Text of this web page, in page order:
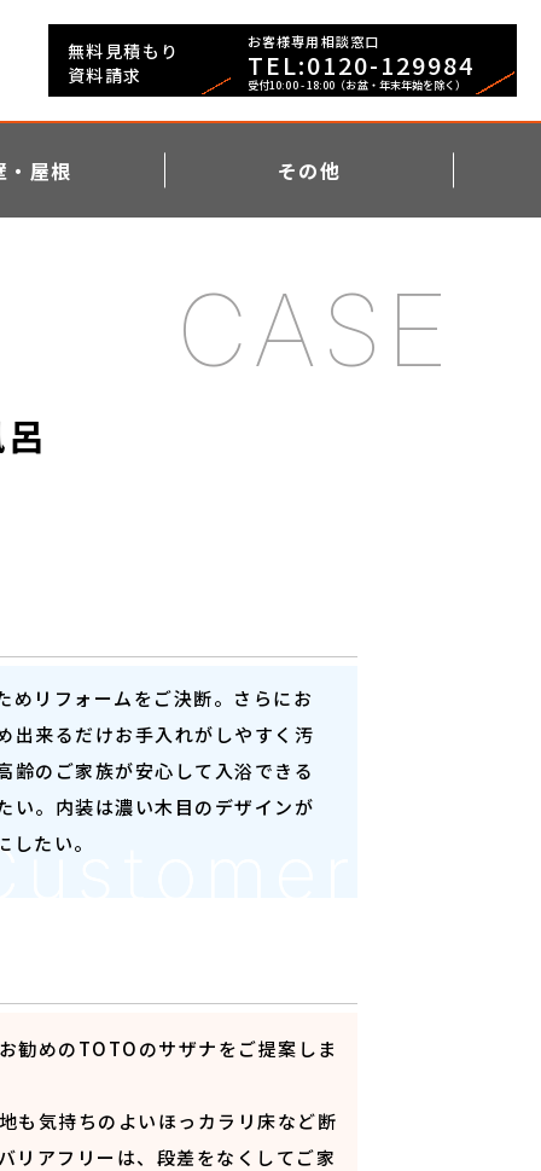
無料見積もり
資料請求
お客様専用相談窓口
TEL:0120-129984
・屋根 その他
めリフォームをご決断。さらにお
出来るだけお手入れがしやすく汚
齢のご家族が安心して入浴できる
い。内装は濃い木目のデザインが
たい。
勧めのTOTOのサザナをご提案しま
も気持ちのよいほっカラリ床など断
リアフリーは、段差をなくしてご家